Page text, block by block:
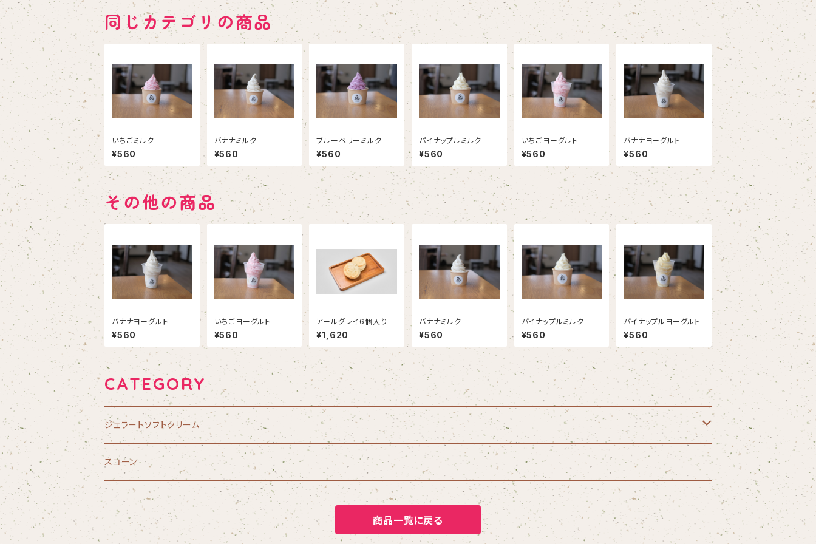
同じカテゴリの商品
いちごミルク
¥560
バナナミルク
¥560
ブルーベリーミルク
¥560
パイナップルミルク
¥560
いちごヨーグルト
¥560
バナナヨーグルト
¥560
その他の商品
バナナヨーグルト
¥560
いちごヨーグルト
¥560
アールグレイ6個入り
¥1,620
バナナミルク
¥560
パイナップルミルク
¥560
パイナップルヨーグルト
¥560
CATEGORY
ジェラートソフトクリーム
ミルクベース
ヨーグルトベース
スコーン
商品一覧に戻る